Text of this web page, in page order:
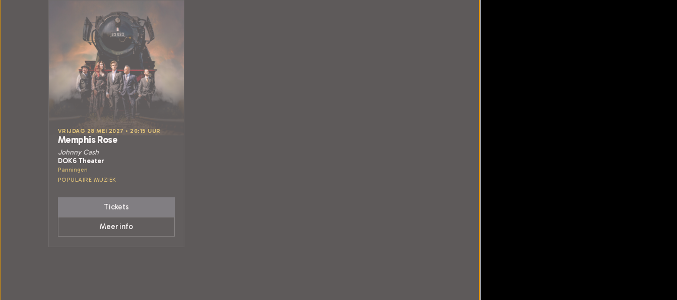
VRIJDAG 28 MEI 2027 • 20:15 UUR
Memphis Rose
Johnny Cash
DOK6 Theater
Panningen
POPULAIRE MUZIEK
Tickets
Meer info